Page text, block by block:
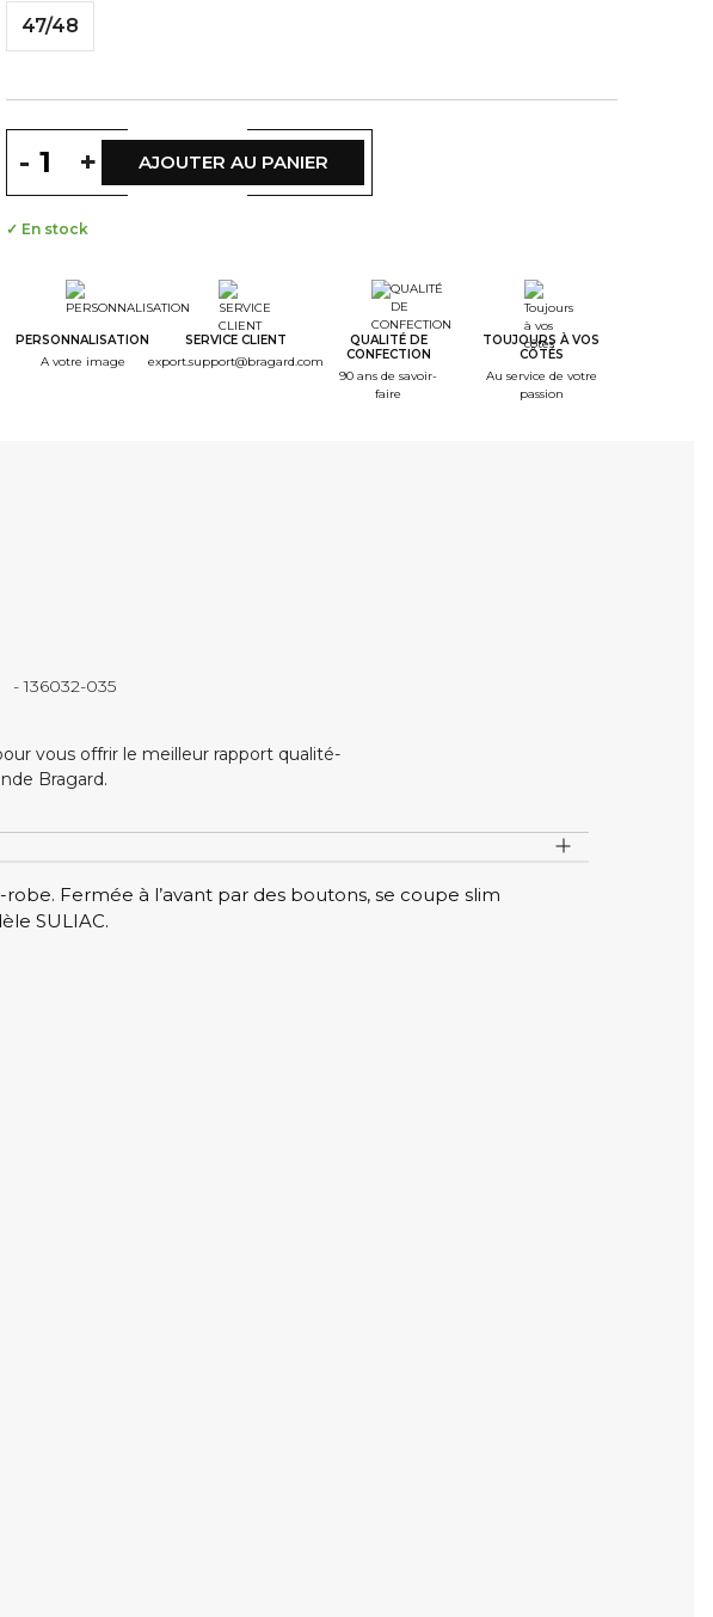
47/48
- + AJOUTER AU PANIER
✓ En stock
PERSONNALISATION
A votre image
SERVICE CLIENT
export.support@bragard.com
QUALITÉ DE
CONFECTION
90 ans de savoir-
faire
TOUJOURS À VOS
CÔTÉS
Au service de votre
passion
- 136032-035
vous offrir le meilleur rapport qualité-
Bragard.
Fermée à l’avant par des boutons, se coupe slim
SULIAC.